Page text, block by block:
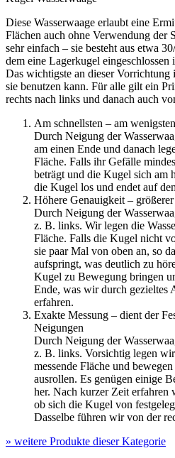
Diese Wasserwaage erlaubt eine
Flächen auch ohne Verwendung der
sehr einfach – sie besteht aus etwa
dem eine Lagerkugel eingeschlossen
Das wichtigste an dieser Vorrichtung
sie benutzen kann. Für alle gilt ein
rechts nach links und danach auch
Am schnellsten – am
Durch Neigung der
am einen Ende und danach
Fläche. Falls ihr Gefälle
beträgt und die Kugel sich am
die Kugel los und endet auf
Höhere Genauigkeit –
Durch Neigung der
z. B. links. Wir legen die
Fläche. Falls die Kugel nicht
sie paar Mal von oben an, so
aufspringt, was deutlich zu
Kugel zu Bewegung bringen
Ende, was wir durch gezieltes
erfahren.
Exakte Messung – dient der
Neigungen
Durch Neigung der
z. B. links. Vorsichtig legen
messende Fläche und
ausrollen. Es genügen einige
her. Nach kurzer Zeit
ob sich die Kugel von
Dasselbe führen wir von der
» weitere Produkte dieser Kategorie